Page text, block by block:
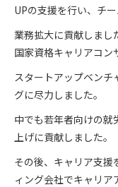
UPの支援を行い、チ
業務拡大に貢献しまし
国家資格キャリアコン
スタートアップベンチ
グに尽力しました。
中でも若年者向けの就
上げに貢献しました。
その後、キャリア支援
ィング会社でキャリ